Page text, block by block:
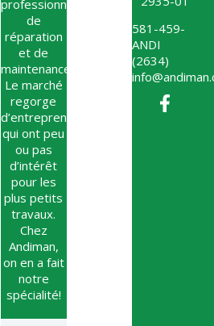
professionnel
de
réparation
et de
maintenance.
Le marché
regorge
d’entrepreneurs
qui ont peu
ou pas
d’intérêt
pour les
plus petits
travaux.
Chez
Andiman,
on en a fait
notre
spécialité!
581-459-
ANDI
(2634)